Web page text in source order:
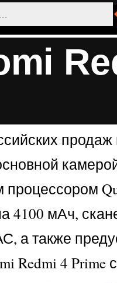
мАч,
а также
4 Prime